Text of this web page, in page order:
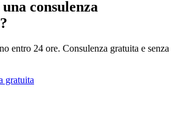
consulenza
entro 24 ore. Consulenza gratuita e senza
gratuita